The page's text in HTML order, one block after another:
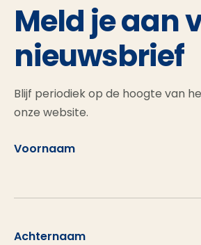
Meld je aan
nieuwsbrief
Blijf periodiek op de hoogte van
onze website.
Voornaam
Achternaam